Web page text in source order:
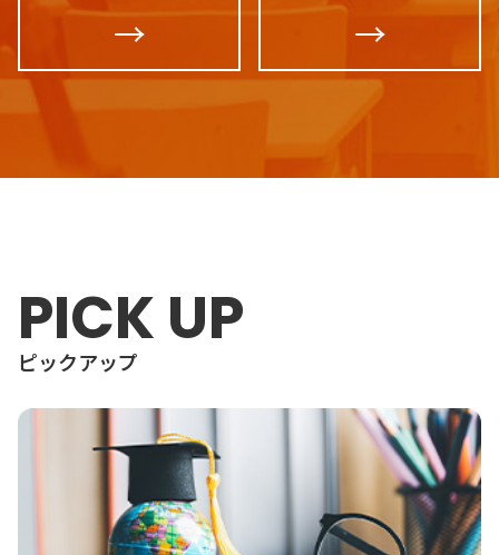
→ →
PICK UP
ピックアップ